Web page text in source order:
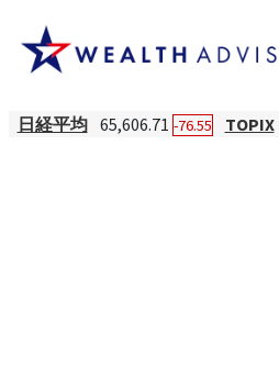
日経平均 65,606.71 -76.55 TOPIX